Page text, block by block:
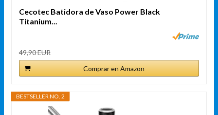
Cecotec Batidora de Vaso Power Black
Titanium...
49,90 EUR
Comprar en Amazon
BESTSELLER NO. 2